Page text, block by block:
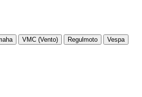
VMC (Vento) Regulmoto
Vespa